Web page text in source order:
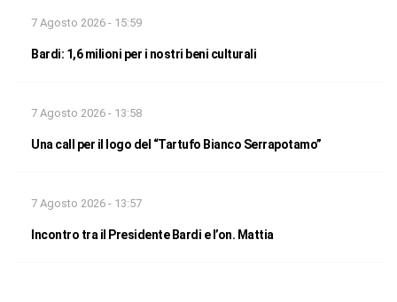
7 Agosto 2026 - 15:59
Bardi: 1,6 milioni per i nostri beni culturali
7 Agosto 2026 - 13:58
Una call per il logo del “Tartufo Bianco Serrapotamo”
7 Agosto 2026 - 13:57
Incontro tra il Presidente Bardi e l’on. Mattia